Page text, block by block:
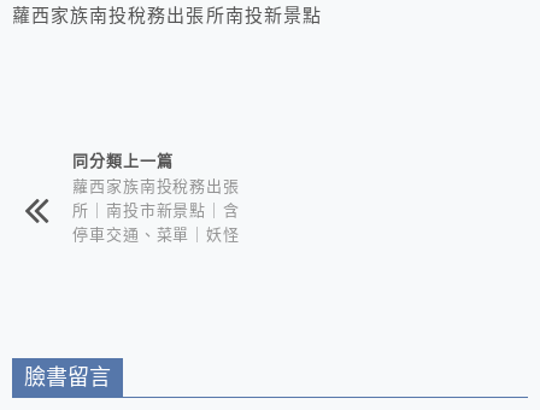
蘿西家族南投稅務出張所南投新景點
相連文章同分類上一篇
蘿西家族南投稅務出張
所｜南投市新景點｜含
停車交通、菜單｜妖怪
臉書留言